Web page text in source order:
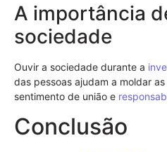
A importância
sociedade
Ouvir a sociedade durante a
das pessoas ajudam a moldar
sentimento de união e
Conclusão